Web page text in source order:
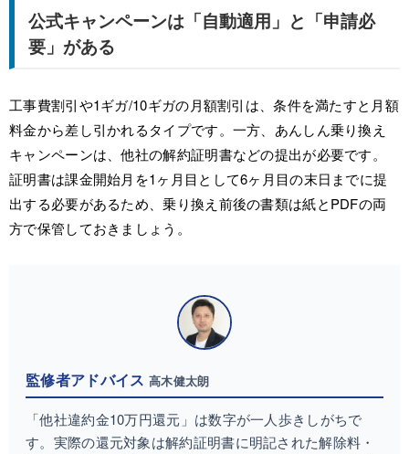
公式キャンペーンは「自動適用」と「申請必
要」がある
工事費割引や1ギガ/10ギガの月額割引は、条件を満たすと月額
料金から差し引かれるタイプです。一方、あんしん乗り換え
キャンペーンは、他社の解約証明書などの提出が必要です。
証明書は課金開始月を1ヶ月目として6ヶ月目の末日までに提
出する必要があるため、乗り換え前後の書類は紙とPDFの両
方で保管しておきましょう。
監修者アドバイス 高木健太朗
「他社違約金10万円還元」は数字が一人歩きしがちで
す。実際の還元対象は解約証明書に明記された解除料・